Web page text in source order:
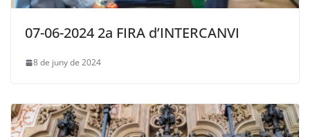
07-06-2024 2a FIRA d’INTERCANVI
8 de juny de 2024